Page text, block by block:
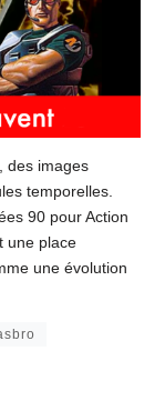
des images
temporelles.
90 pour Action
une place
une évolution